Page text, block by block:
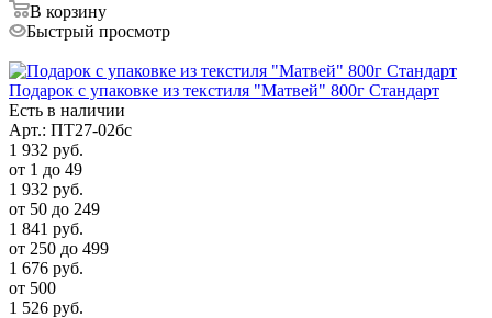
В корзину
Быстрый просмотр
Подарок с упаковке из текстиля "Матвей" 800г Стандарт
Есть в наличии
Арт.: ПТ27-02бс
1 932 руб.
от 1 до 49
1 932 руб.
от 50 до 249
1 841 руб.
от 250 до 499
1 676 руб.
от 500
1 526 руб.